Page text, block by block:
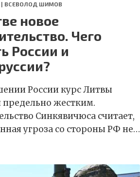
ВСЕВОЛОД ШИМОВ
новое
Чего
России и
России курс Литвы
предельно жестким.
Синкявичюса считает,
угроза со стороны РФ не…